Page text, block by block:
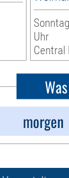
Uhr
Central
morgen